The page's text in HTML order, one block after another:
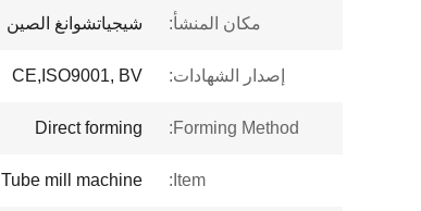
مكان المنشأ: شيجياتشوانغ الصين
إصدار الشهادات: CE,ISO9001, BV
Forming Method:
Direct forming
Item:
Tube mill machine